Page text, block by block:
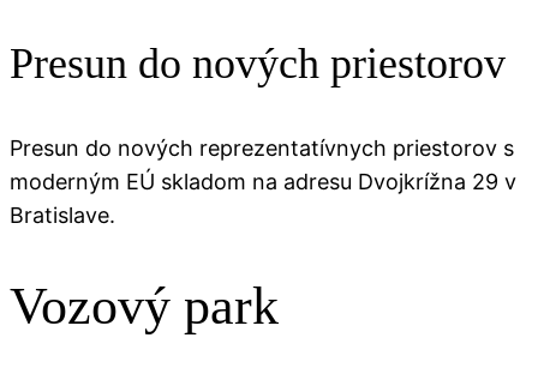
Presun do nových priestorov
Presun do nových reprezentatívnych priestorov s
moderným EÚ skladom na adresu Dvojkrížna 29 v
Bratislave.
Vozový park